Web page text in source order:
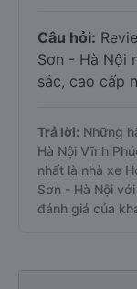
Câu hỏi:
Sơn - Hà Nội
sắc, cao cấp
Trả lời: Những
Hà Nội Vĩnh
nhất là nhà xe
Sơn - Hà Nội
đánh giá của